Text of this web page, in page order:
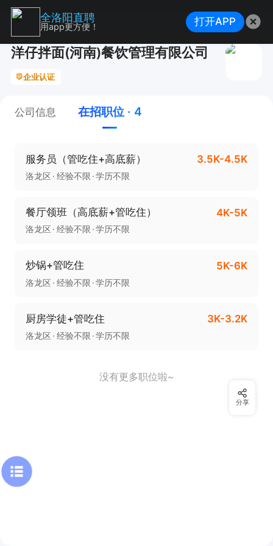
洋仔拌面(河南)餐饮管理有限公司
企业认证
公司信息 在招职位 · 4
服务员（管吃住+高底薪） 3.5K-4.5K
洛龙区 经验不限 学历不限
餐厅领班（高底薪+管吃住） 4K-5K
洛龙区 经验不限 学历不限
炒锅+管吃住 5K-6K
洛龙区 经验不限 学历不限
厨房学徒+管吃住 3K-3.2K
洛龙区 经验不限 学历不限
没有更多职位啦~
分享
全洛阳直聘
用app更方便！ 打开APP